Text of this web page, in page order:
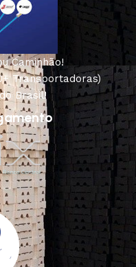
Caminhão!
Transportadoras)
Brasil!